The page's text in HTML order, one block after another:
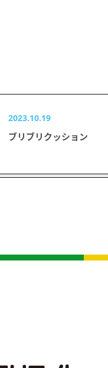
2023.10.19
ブリブリクッション